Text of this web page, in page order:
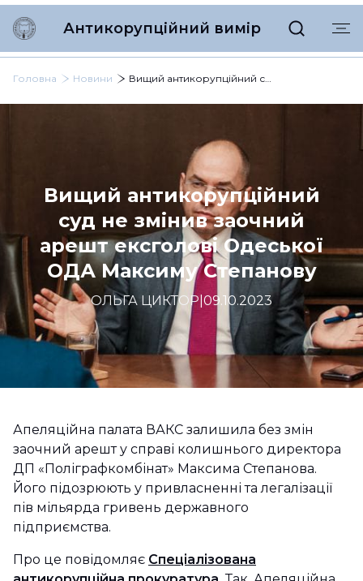
Антикорупційний вимір
Головна Новини Вищий антикорупційний суд не змінив заочний арешт ексголові Одеської ОДА Максиму Степанову
Вищий антикорупційний
суд не змінив заочний
арешт ексголові Одеської
ОДА Максиму Степанову
ОЛЬГА ЦИКТОР 09.10.2023
Апеляційна палата ВАКС залишила без змін
заочний арешт у справі колишнього директора
ДП «Поліграфкомбінат» Максима Степанова.
Його підозрюють у привласненні та легалізації
пів мільярда гривень державного
підприємства.
Про це повідомляє Спеціалізована